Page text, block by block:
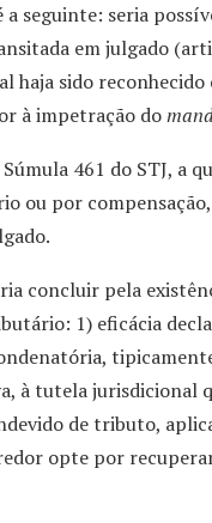
seguinte: seria
em julgado
haja sido
à impetração do
461 do STJ,
ou por
concluir pela
1) eficácia
à tutela jurisdicional
de tributo,
opte por